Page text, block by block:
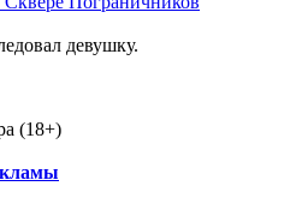
девушку.
(18+)